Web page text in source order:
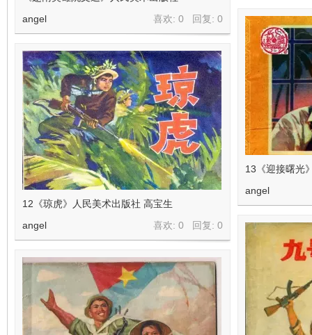
喜欢: 0 回复: 0
angel
13《迎接曙光
angel
12《琼虎》人民美术出版社 高宝生
喜欢: 0 回复: 0
angel